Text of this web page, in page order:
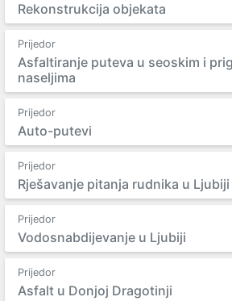
Rekonstrukcija objekata
Prijedor
Asfaltiranje puteva u seoskim i
naseljima
Prijedor
Auto-putevi
Prijedor
Rješavanje pitanja rudnika u Ljubiji
Prijedor
Vodosnabdijevanje u Ljubiji
Prijedor
Asfalt u Donjoj Dragotinji